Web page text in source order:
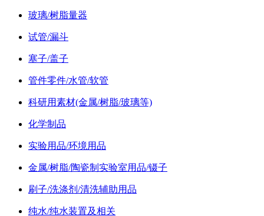
玻璃/树脂量器
试管/漏斗
塞子/盖子
管件零件/水管/软管
科研用素材(金属/树脂/玻璃等)
化学制品
实验用品/环境用品
金属/树脂/陶瓷制实验室用品/镊子
刷子/洗涤剂/清洗辅助用品
纯水/纯水装置及相关